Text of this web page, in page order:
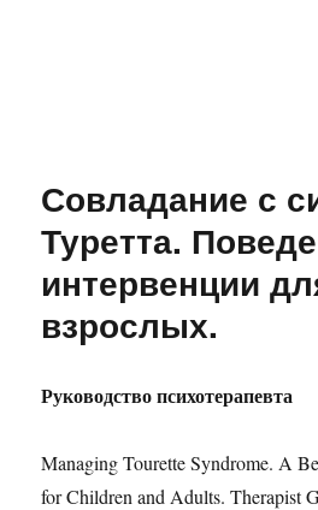
Психолог Дмитрий
Совладание с
Туретта.
интервенции
взрослых.
Руководство психотерапевта
Managing Tourette Syndrome. A
for Children and Adults. Therapist